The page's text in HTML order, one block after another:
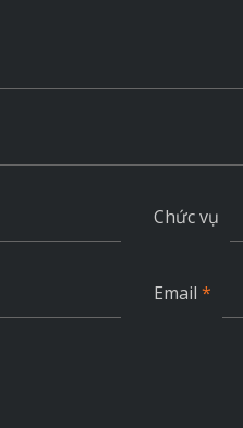
Chức vụ
Email *